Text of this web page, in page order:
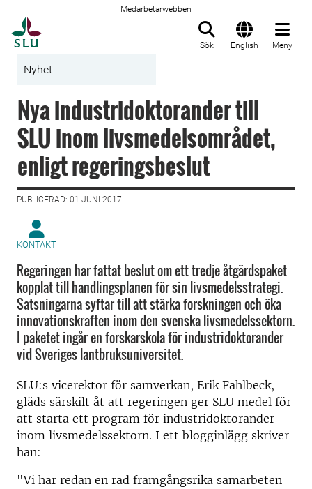
Medarbetarwebben
Sök English Meny
Nyhet
Nya industridoktorander till
SLU inom livsmedelsområdet,
enligt regeringsbeslut
PUBLICERAD: 01 JUNI 2017
KONTAKT
Regeringen har fattat beslut om ett tredje åtgärdspaket
kopplat till handlingsplanen för sin livsmedelsstrategi.
Satsningarna syftar till att stärka forskningen och öka
innovationskraften inom den svenska livsmedelssektorn.
I paketet ingår en forskarskola för industridoktorander
vid Sveriges lantbruksuniversitet.
SLU:s vicerektor för samverkan, Erik Fahlbeck,
gläds särskilt åt att regeringen ger SLU medel för
att starta ett program för industridoktorander
inom livsmedelssektorn. I ett blogginlägg skriver
han:
"Vi har redan en rad framgångsrika samarbeten